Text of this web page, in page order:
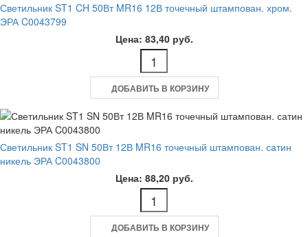
Светильник ST1 CH 50Вт MR16 12В точечный штампован. хром.
ЭРА C0043799
Цена: 83,40 руб.
ДОБАВИТЬ В КОРЗИНУ
Светильник ST1 SN 50Вт 12В MR16 точечный штампован. сатин
никель ЭРА C0043800
Цена: 88,20 руб.
ДОБАВИТЬ В КОРЗИНУ